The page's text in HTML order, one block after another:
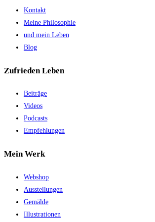
Kontakt
Meine Philosophie
und mein Leben
Blog
Zufrieden Leben
Beiträge
Videos
Podcasts
Empfehlungen
Mein Werk
Webshop
Ausstellungen
Gemälde
Illustrationen